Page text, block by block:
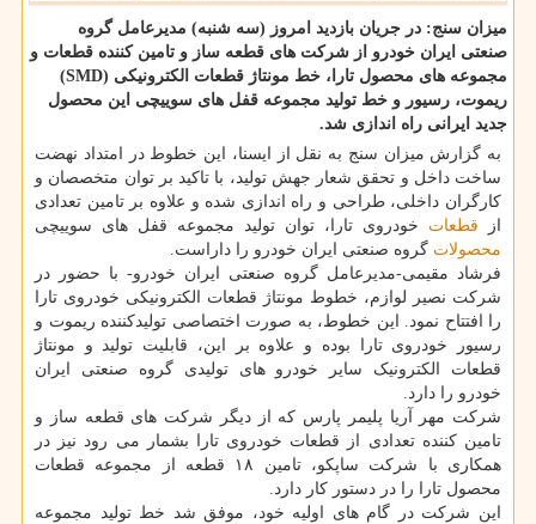
میزان سنج: در جریان بازدید امروز (سه شنبه) مدیرعامل گروه
صنعتی ایران خودرو از شرکت های قطعه ساز و تامین کننده قطعات و
مجموعه های محصول تارا، خط مونتاژ قطعات الکترونیکی (SMD)
ریموت، رسیور و خط تولید مجموعه قفل های سوییچی این محصول
جدید ایرانی راه اندازی شد.
به گزارش میزان سنج به نقل از ایسنا، این خطوط در امتداد نهضت
ساخت داخل و تحقق شعار جهش تولید، با تاکید بر توان متخصصان و
کارگران داخلی، طراحی و راه اندازی شده و علاوه بر تامین تعدادی
از قطعات خودروی تارا، توان تولید مجموعه قفل های سوییچی
محصولات گروه صنعتی ایران خودرو را داراست.
فرشاد مقیمی-مدیرعامل گروه صنعتی ایران خودرو- با حضور در
شرکت نصیر لوازم، خطوط مونتاژ قطعات الکترونیکی خودروی تارا
را افتتاح نمود. این خطوط، به صورت اختصاصی تولیدکننده ریموت و
رسیور خودروی تارا بوده و علاوه بر این، قابلیت تولید و مونتاژ
قطعات الکترونیک سایر خودرو های تولیدی گروه صنعتی ایران
خودرو را دارد.
شرکت مهر آریا پلیمر پارس که از دیگر شرکت های قطعه ساز و
تامین کننده تعدادی از قطعات خودروی تارا بشمار می رود نیز در
همکاری با شرکت ساپکو، تامین ۱۸ قطعه از مجموعه قطعات
محصول تارا را در دستور کار دارد.
این شرکت در گام های اولیه خود، موفق شد خط تولید مجموعه